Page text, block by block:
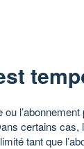
ou
certains cas,
tant que